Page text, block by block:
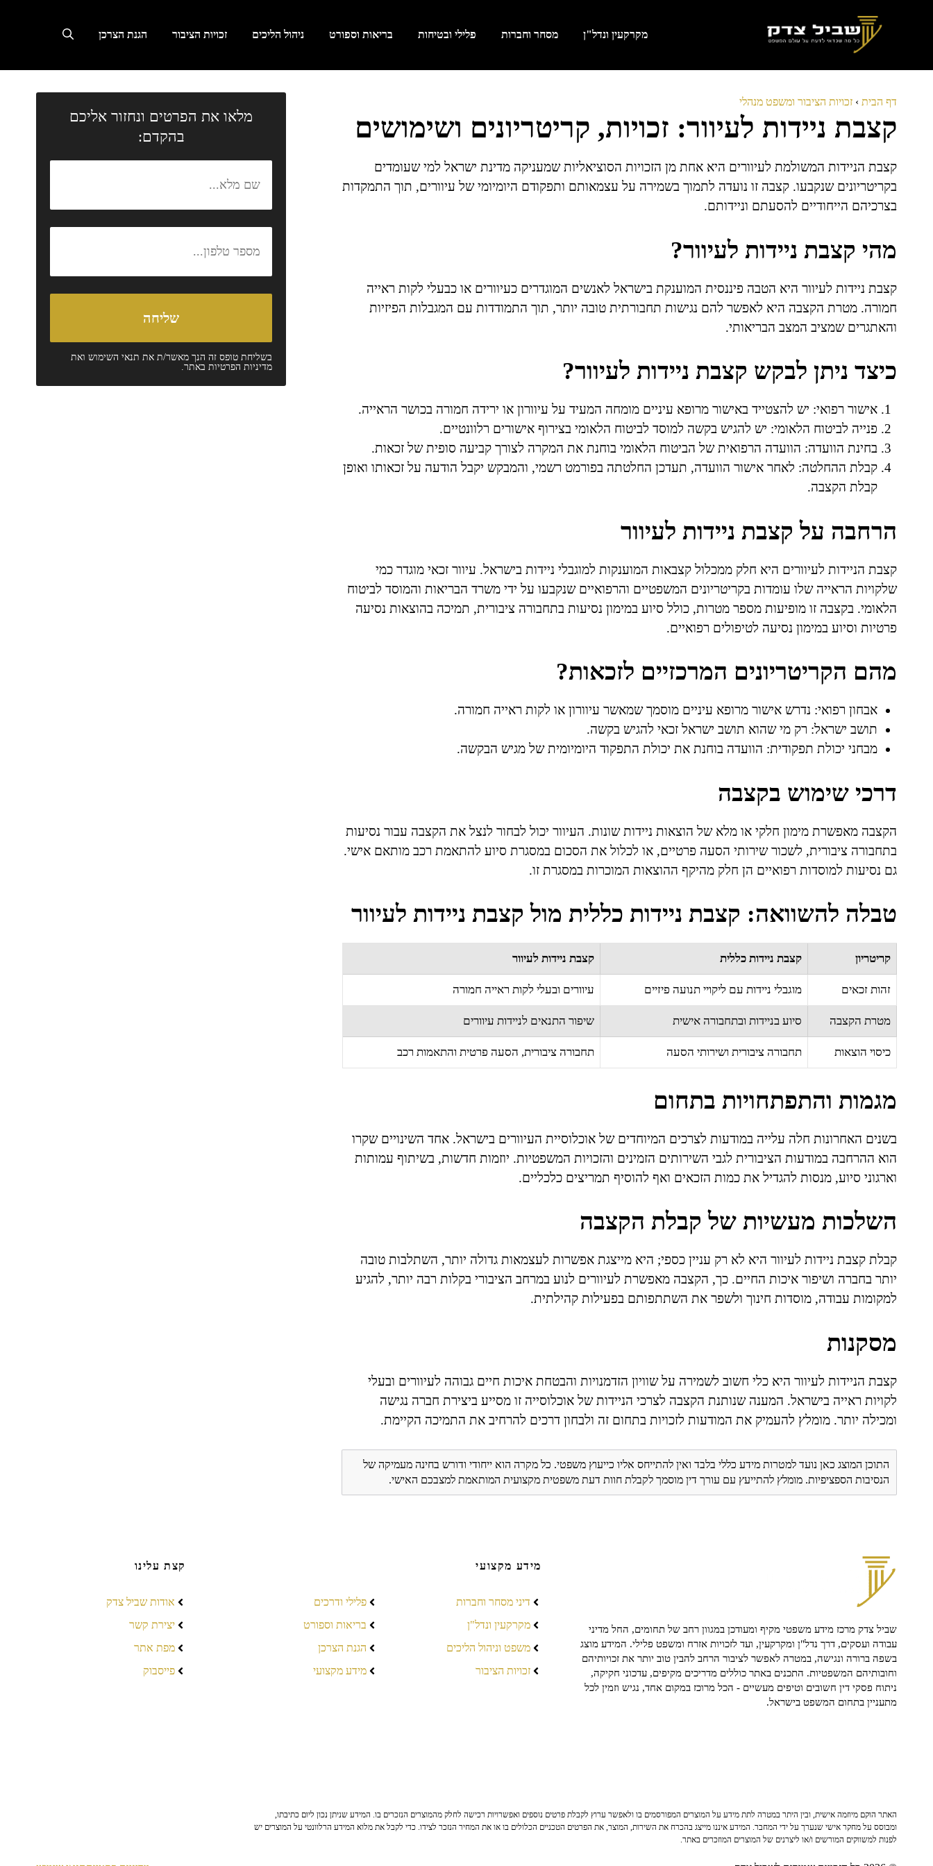
מקרקעין ונדל"ן מסחר וחברות פלילי ובטיחות בריאות וספורט ניהול הליכים זכויות הציבור הגנת הצרכן
דף הבית › זכויות הציבור ומשפט מנהלי
קצבת ניידות לעיוור: זכויות, קריטריונים ושימושים
קצבת הניידות המשולמת לעיוורים היא אחת מן הזכויות הסוציאליות שמעניקה מדינת ישראל למי שעומדים
בקריטריונים שנקבעו. קצבה זו נועדה לתמוך בשמירה על עצמאותם ותפקודם היומיומי של עיוורים, תוך התמקדות
בצרכיהם הייחודיים להסעתם וניידותם.
מהי קצבת ניידות לעיוור?
קצבת ניידות לעיוור היא הטבה פיננסית המוענקת בישראל לאנשים המוגדרים כעיוורים או כבעלי לקות ראייה
חמורה. מטרת הקצבה היא לאפשר להם נגישות תחבורתית טובה יותר, תוך התמודדות עם המגבלות הפיזיות
והאתגרים שמציב המצב הבריאותי.
כיצד ניתן לבקש קצבת ניידות לעיוור?
אישור רפואי: יש להצטייד באישור מרופא עיניים מומחה המעיד על עיוורון או ירידה חמורה בכושר הראייה.
פנייה לביטוח הלאומי: יש להגיש בקשה למוסד לביטוח הלאומי בצירוף אישורים רלוונטיים.
בחינת הוועדה: הוועדה הרפואית של הביטוח הלאומי בוחנת את המקרה לצורך קביעה סופית של זכאות.
קבלת ההחלטה: לאחר אישור הוועדה, תעדכן החלטתה בפורמט רשמי, והמבקש יקבל הודעה על זכאותו ואופן
קבלת הקצבה.
הרחבה על קצבת ניידות לעיוור
קצבת הניידות לעיוורים היא חלק ממכלול קצבאות המוענקות למוגבלי ניידות בישראל. עיוור זכאי מוגדר כמי
שלקויות הראייה שלו עומדות בקריטריונים המשפטיים והרפואיים שנקבעו על ידי משרד הבריאות והמוסד לביטוח
הלאומי. בקצבה זו מופיעות מספר מטרות, כולל סיוע במימון נסיעות בתחבורה ציבורית, תמיכה בהוצאות נסיעה
פרטיות וסיוע במימון נסיעה לטיפולים רפואיים.
מהם הקריטריונים המרכזיים לזכאות?
אבחון רפואי: נדרש אישור מרופא עיניים מוסמך שמאשר עיוורון או לקות ראייה חמורה.
תושב ישראל: רק מי שהוא תושב ישראל זכאי להגיש בקשה.
מבחני יכולת תפקודית: הוועדה בוחנת את יכולת התפקוד היומיומית של מגיש הבקשה.
דרכי שימוש בקצבה
הקצבה מאפשרת מימון חלקי או מלא של הוצאות ניידות שונות. העיוור יכול לבחור לנצל את הקצבה עבור נסיעות
בתחבורה ציבורית, לשכור שירותי הסעה פרטיים, או לכלול את הסכום במסגרת סיוע להתאמת רכב מותאם אישי.
גם נסיעות למוסדות רפואיים הן חלק מהיקף ההוצאות המוכרות במסגרת זו.
טבלה להשוואה: קצבת ניידות כללית מול קצבת ניידות לעיוור
קריטריון קצבת ניידות כללית קצבת ניידות לעיוור
זהות זכאים מוגבלי ניידות עם ליקויי תנועה פיזיים עיוורים ובעלי לקות ראייה חמורה
מטרת הקצבה סיוע בניידות ובתחבורה אישית שיפור התנאים לניידות עיוורים
כיסוי הוצאות תחבורה ציבורית ושירותי הסעה תחבורה ציבורית, הסעה פרטית והתאמות רכב
מגמות והתפתחויות בתחום
בשנים האחרונות חלה עלייה במודעות לצרכים המיוחדים של אוכלוסיית העיוורים בישראל. אחד השינויים שקרו
הוא ההרחבה במודעות הציבורית לגבי השירותים הזמינים והזכויות המשפטיות. יוזמות חדשות, בשיתוף עמותות
וארגוני סיוע, מנסות להגדיל את כמות הזכאים ואף להוסיף תמריצים כלכליים.
השלכות מעשיות של קבלת הקצבה
קבלת קצבת ניידות לעיוור היא לא רק עניין כספי; היא מייצגת אפשרות לעצמאות גדולה יותר, השתלבות טובה
יותר בחברה ושיפור איכות החיים. כך, הקצבה מאפשרת לעיוורים לנוע במרחב הציבורי בקלות רבה יותר, להגיע
למקומות עבודה, מוסדות חינוך ולשפר את השתתפותם בפעילות קהילתית.
מסקנות
קצבת הניידות לעיוור היא כלי חשוב לשמירה על שוויון הזדמנויות והבטחת איכות חיים גבוהה לעיוורים ובעלי
לקויות ראייה בישראל. המענה שנותנת הקצבה לצרכי הניידות של אוכלוסייה זו מסייע ביצירת חברה נגישה
ומכילה יותר. מומלץ להעמיק את המודעות לזכויות בתחום זה ולבחון דרכים להרחיב את התמיכה הקיימת.
התוכן המוצג כאן נועד למטרות מידע כללי בלבד ואין להתייחס אליו כייעוץ משפטי. כל מקרה הוא ייחודי ודורש בחינה מעמיקה של
הנסיבות הספציפיות. מומלץ להתייעץ עם עורך דין מוסמך לקבלת חוות דעת משפטית מקצועית המותאמת למצבכם האישי.
מלאו את הפרטים ונחזור אליכם
בהקדם:
בשליחת טופס זה הנך מאשר/ת את תנאי השימושואת
מדיניות הפרטיותבאתר.
שביל צדק מרכז מידע משפטי מקיף ומעודכן במגוון רחב של תחומים, החל מדיני
עבודה ועסקים, דרך נדל"ן ומקרקעין, ועד לזכויות אזרח ומשפט פלילי. המידע מוצג
בשפה ברורה ונגישה, במטרה לאפשר לציבור הרחב להבין טוב יותר את זכויותיהם
וחובותיהם המשפטיות. התכנים באתר כוללים מדריכים מקיפים, עדכוני חקיקה,
ניתוח פסקי דין חשובים וטיפים מעשיים - הכל מרוכז במקום אחד, נגיש וזמין לכל
מתעניין בתחום המשפט בישראל.
מידע מקצועי
דיני מסחר וחברות
מקרקעין ונדל"ן
משפט וניהול הליכים
זכויות הציבור
פלילי ודרכים
בריאות וספורט
הגנת הצרכן
מידע מקצועי
קצת עלינו
אודות שביל צדק
יצירת קשר
מפת אתר
פייסבוק
האתר הוקם מיוזמה אישית, ובין היתר במטרה לתת מידע על המוצרים המפורסמים בו ולאפשר ערוץ לקבלת פרטים נוספים ואפשרויות רכישה לחלק מהמוצרים הנזכרים בו. המידע שניתן נכון ליום כתיבתו,
ומבוסס על מחקר אישי שנערך על ידי המחבר. המידע איננו מייצג בהכרח את השירות, המוצר, את הפרטים הטכניים הכלולים בו או את המחיר הנזכר לצידו. כדי לקבל את מלוא המידע הרלוונטי על המוצרים יש
לפנות למשווקים המורשים ו/או ליצרנים של המוצרים המוזכרים באתר.